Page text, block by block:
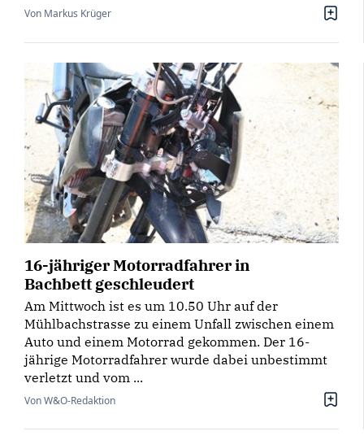
Von Markus Krüger
16-jähriger Motorradfahrer in
Bachbett geschleudert
Am Mittwoch ist es um 10.50 Uhr auf der
Mühlbachstrasse zu einem Unfall zwischen einem
Auto und einem Motorrad gekommen. Der 16-
jährige Motorradfahrer wurde dabei unbestimmt
verletzt und vom ...
Von W&O-Redaktion